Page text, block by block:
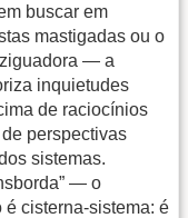
buscar em
mastigadas ou o
— a
inquietudes
de raciocínios
perspectivas
sistemas.
— o
é cisterna-sistema: é